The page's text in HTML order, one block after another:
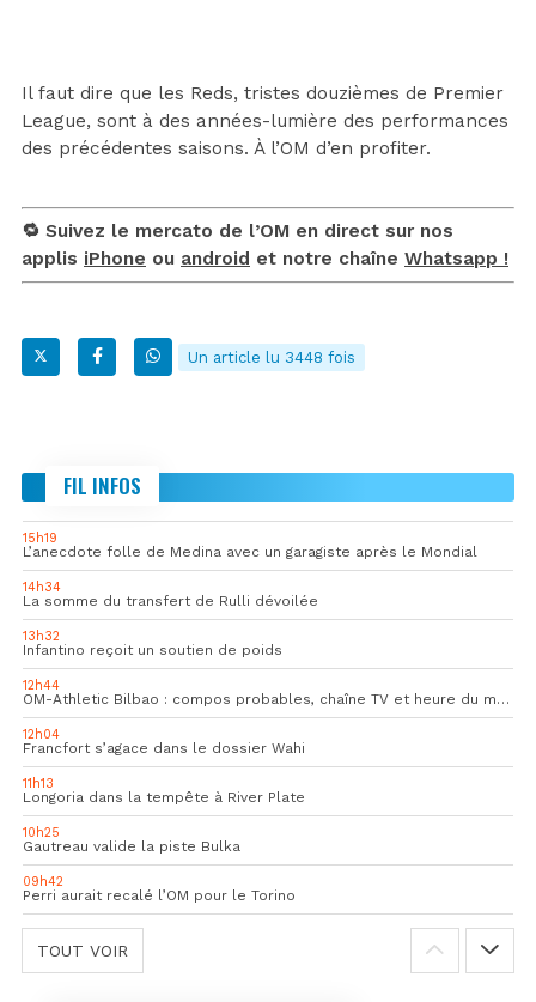
Il faut dire que les Reds, tristes douzièmes de Premier
League, sont à des années-lumière des performances
des précédentes saisons. À l’OM d’en profiter.
🔁 Suivez le mercato de l’OM en direct sur nos
applis iPhone ou android et notre chaîne Whatsapp !
Un article lu 3448 fois
FIL INFOS
15h19
L’anecdote folle de Medina avec un garagiste après le Mondial
14h34
La somme du transfert de Rulli dévoilée
13h32
Infantino reçoit un soutien de poids
12h44
OM-Athletic Bilbao : compos probables, chaîne TV et heure du match
12h04
Francfort s’agace dans le dossier Wahi
11h13
Longoria dans la tempête à River Plate
10h25
Gautreau valide la piste Bulka
09h42
Perri aurait recalé l’OM pour le Torino
TOUT VOIR